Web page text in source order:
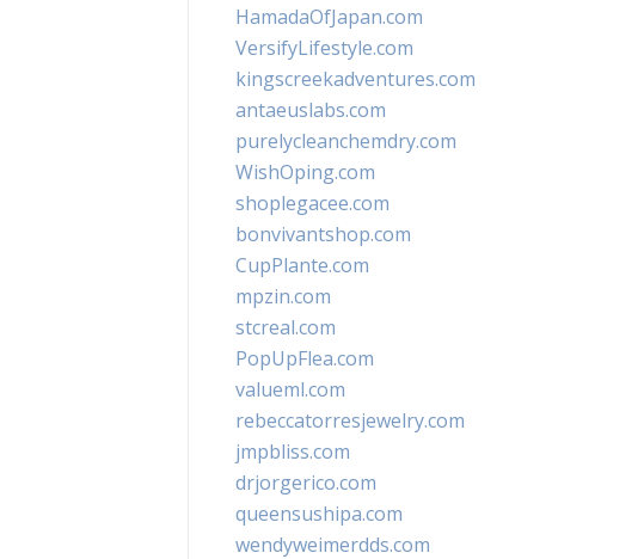
HamadaOfJapan.com
VersifyLifestyle.com
kingscreekadventures.com
antaeuslabs.com
purelycleanchemdry.com
WishOping.com
shoplegacee.com
bonvivantshop.com
CupPlante.com
mpzin.com
stcreal.com
PopUpFlea.com
valueml.com
rebeccatorresjewelry.com
jmpbliss.com
drjorgerico.com
queensushipa.com
wendyweimerdds.com